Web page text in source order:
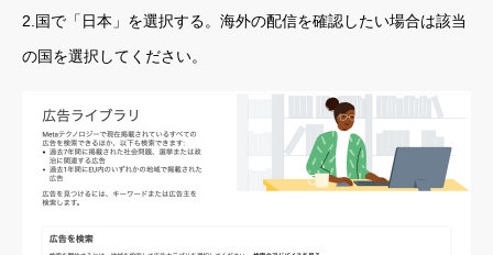
2.国で「日本」を選択する。海外の配信を確認したい場合は該当
の国を選択してください。